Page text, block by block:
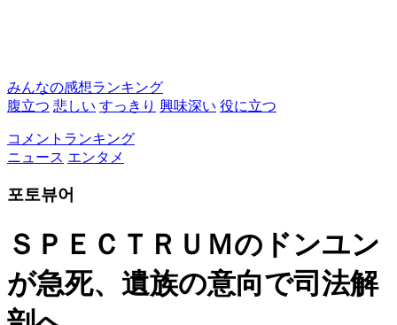
みんなの感想ランキング
腹立つ 悲しい すっきり 興味深い 役に立つ
コメントランキング
ニュース エンタメ
포토뷰어
ＳＰＥＣＴＲＵＭのドンユン
が急死、遺族の意向で司法解